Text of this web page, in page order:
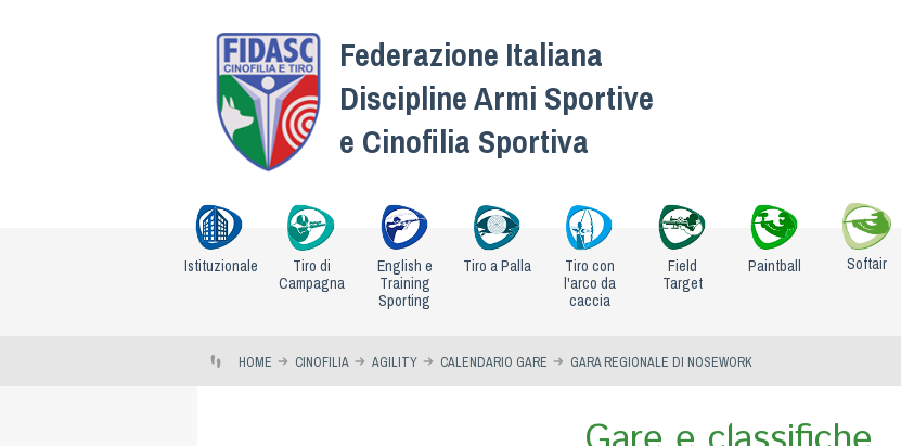
Federazione Italiana
Discipline Armi Sportive
e Cinofilia Sportiva
Istituzionale
Tiro di
Campagna
English e
Training
Sporting
Tiro a Palla
Tiro con
l'arco da
caccia
Field
Target
Paintball Softair
HOME CINOFILIA AGILITY CALENDARIO GARE GARA REGIONALE DI NOSEWORK